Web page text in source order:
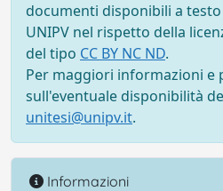
documenti disponibili a testo
UNIPV nel rispetto della
del tipo CC BY NC ND.
Per maggiori informazioni e
sull'eventuale disponibilità
unitesi@unipv.it.
Informazioni